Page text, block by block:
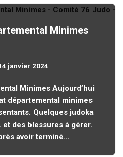
Minimes
janvier 2024
Minimes Aujourd’hui
départemental minimes
Quelques judoka
et des blessures à gérer.
avoir terminé…